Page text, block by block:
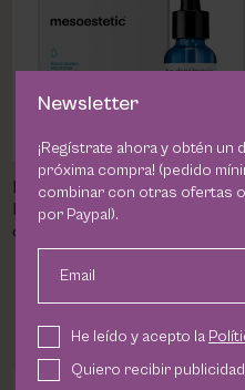
Mesoestetic HA
Densimatrix | Serum
concentrado de ácido
hialurónico
Newsletter
¡Regístrate ahora y obtén
próxima compra! (pedido
combinar con otras ofertas
por Paypal).
Email
He leído y acepto la
Quiero recibir